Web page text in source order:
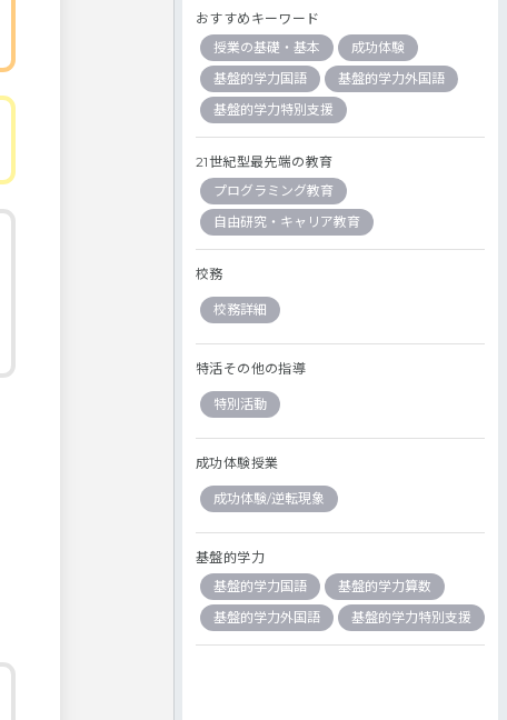
おすすめキーワード
授業の基礎・基本
成功体験
基盤的学力国語
基盤的学力外国語
基盤的学力特別支援
21世紀型最先端の教育
プログラミング教育
自由研究・キャリア教育
校務
校務詳細
特活その他の指導
特別活動
成功体験授業
成功体験/逆転現象
基盤的学力
基盤的学力国語
基盤的学力算数
基盤的学力外国語
基盤的学力特別支援